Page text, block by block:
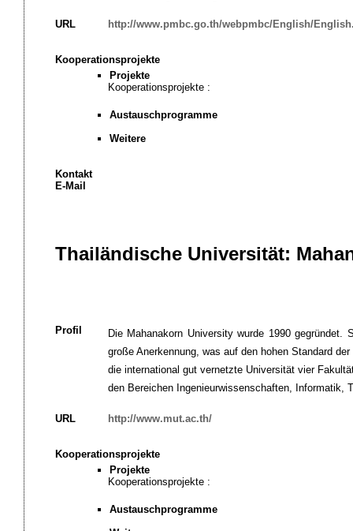
URL http://www.pmbc.go.th/webpmbc/English/
Kooperationsprojekte
Projekte
Kooperationsprojekte :
Austauschprogramme
Weitere
Kontakt
E-Mail
Thailändische Universität:
Profil
Die Mahanakorn University wurde 1990
große Anerkennung, was auf den hohen Standard
die international gut vernetzte Universität vier
den Bereichen Ingenieurwissenschaften, Informatik,
URL http://www.mut.ac.th/
Kooperationsprojekte
Projekte
Kooperationsprojekte :
Austauschprogramme